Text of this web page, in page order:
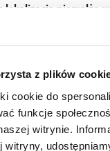
z plików
cookie do
funkcje
witrynie.
lokalizacja niemalże
idealna dla osób
Nowoczesny
nawet najbardziej
O LOKALIZACJI
więcej
w centrum